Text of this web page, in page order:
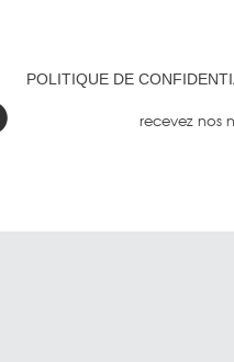
POLITIQUE DE
recevez nos